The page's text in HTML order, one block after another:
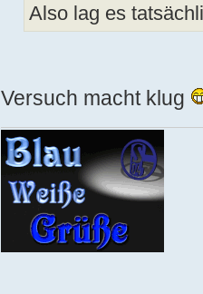
Also lag es
Versuch macht klug